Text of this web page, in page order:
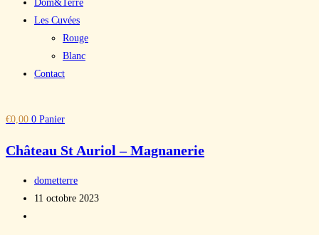
Dom&Terre
Les Cuvées
Rouge
Blanc
Contact
€0,00 0 Panier
Château St Auriol – Magnanerie
Auteur/autrice
de
dometterre
Publication
11 octobre 2023